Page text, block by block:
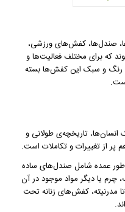
صندل‌ها، کفش‌های ورزشی،
که برای مختلف فعالیت‌ها و
رنگ و سبک این کفش‌ها بسته
تاریخچه‌ی طولانی و
پر از تغییرات و تکاملات است.
عمده شامل صندل‌های ساده
چرم یا دیگر مواد موجود در آن
مدرنیته، کفش‌های زنانه تحت